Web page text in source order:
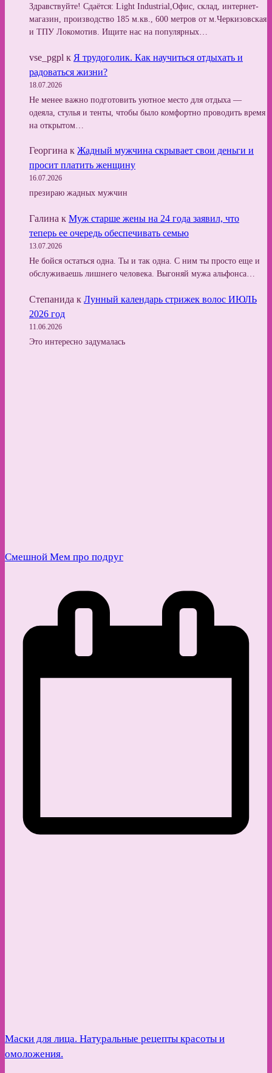
Здравствуйте! Сдаётся: Light Industrial,Офис, склад, интернет-
магазин, производство 185 м.кв., 600 метров от м.Черкизовская
и ТПУ Локомотив. Ищите нас на популярных…
vse_pgpl к Я трудоголик. Как научиться отдыхать и
радоваться жизни?
18.07.2026
Не менее важно подготовить уютное место для отдыха —
одеяла, стулья и тенты, чтобы было комфортно проводить время
на открытом…
Георгина к Жадный мужчина скрывает свои деньги и
просит платить женщину
16.07.2026
презираю жадных мужчин
Галина к Муж старше жены на 24 года заявил, что
теперь ее очередь обеспечивать семью
13.07.2026
Не бойся остаться одна. Ты и так одна. С ним ты просто еще и
обслуживаешь лишнего человека. Выгоняй мужа альфонса…
Степанида к Лунный календарь стрижек волос ИЮЛЬ
2026 год
11.06.2026
Это интересно задумалась
Смешной Мем про подруг
Маски для лица. Натуральные рецепты красоты и
омоложения.